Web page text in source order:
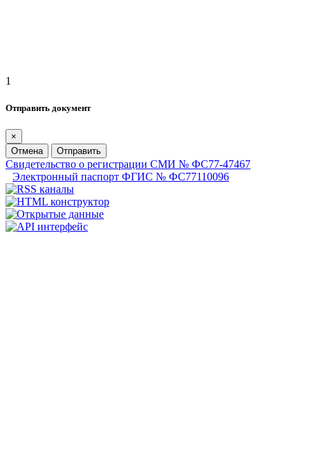
1
Отправить документ
×
Отмена
Отправить
Свидетельство о регистрации СМИ № ФС77-47467
Электронный паспорт ФГИС № ФС77110096